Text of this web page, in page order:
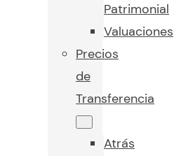
Patrimonial
Valuaciones
Precios
de
Transferencia
Atrás